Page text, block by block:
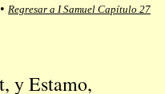
• Regresar a I Samuel Capítulo 27
y Estamo,